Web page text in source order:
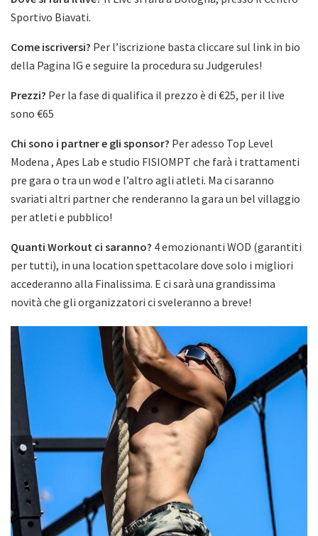
Sportivo Biavati.
Come iscriversi? Per l’iscrizione basta cliccare sul link in bio
della Pagina IG e seguire la procedura su Judgerules!
Prezzi? Per la fase di qualifica il prezzo è di €25, per il live
sono €65
Chi sono i partner e gli sponsor? Per adesso Top Level
Modena , Apes Lab e studio FISIOMPT che farà i trattamenti
pre gara o tra un wod e l’altro agli atleti. Ma ci saranno
svariati altri partner che renderanno la gara un bel villaggio
per atleti e pubblico!
Quanti Workout ci saranno? 4 emozionanti WOD (garantiti
per tutti), in una location spettacolare dove solo i migliori
accederanno alla Finalissima. E ci sarà una grandissima
novità che gli organizzatori ci sveleranno a breve!